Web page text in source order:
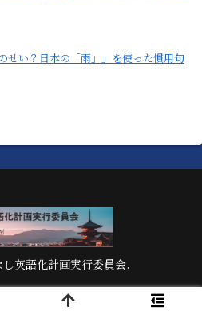
せい？日本の「雨」」を使った慣用句
英語化計画実行委員会.